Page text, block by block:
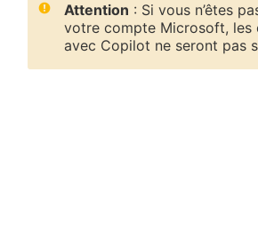
Attention : Si vous n’êtes
votre compte Microsoft, les
avec Copilot ne seront pas